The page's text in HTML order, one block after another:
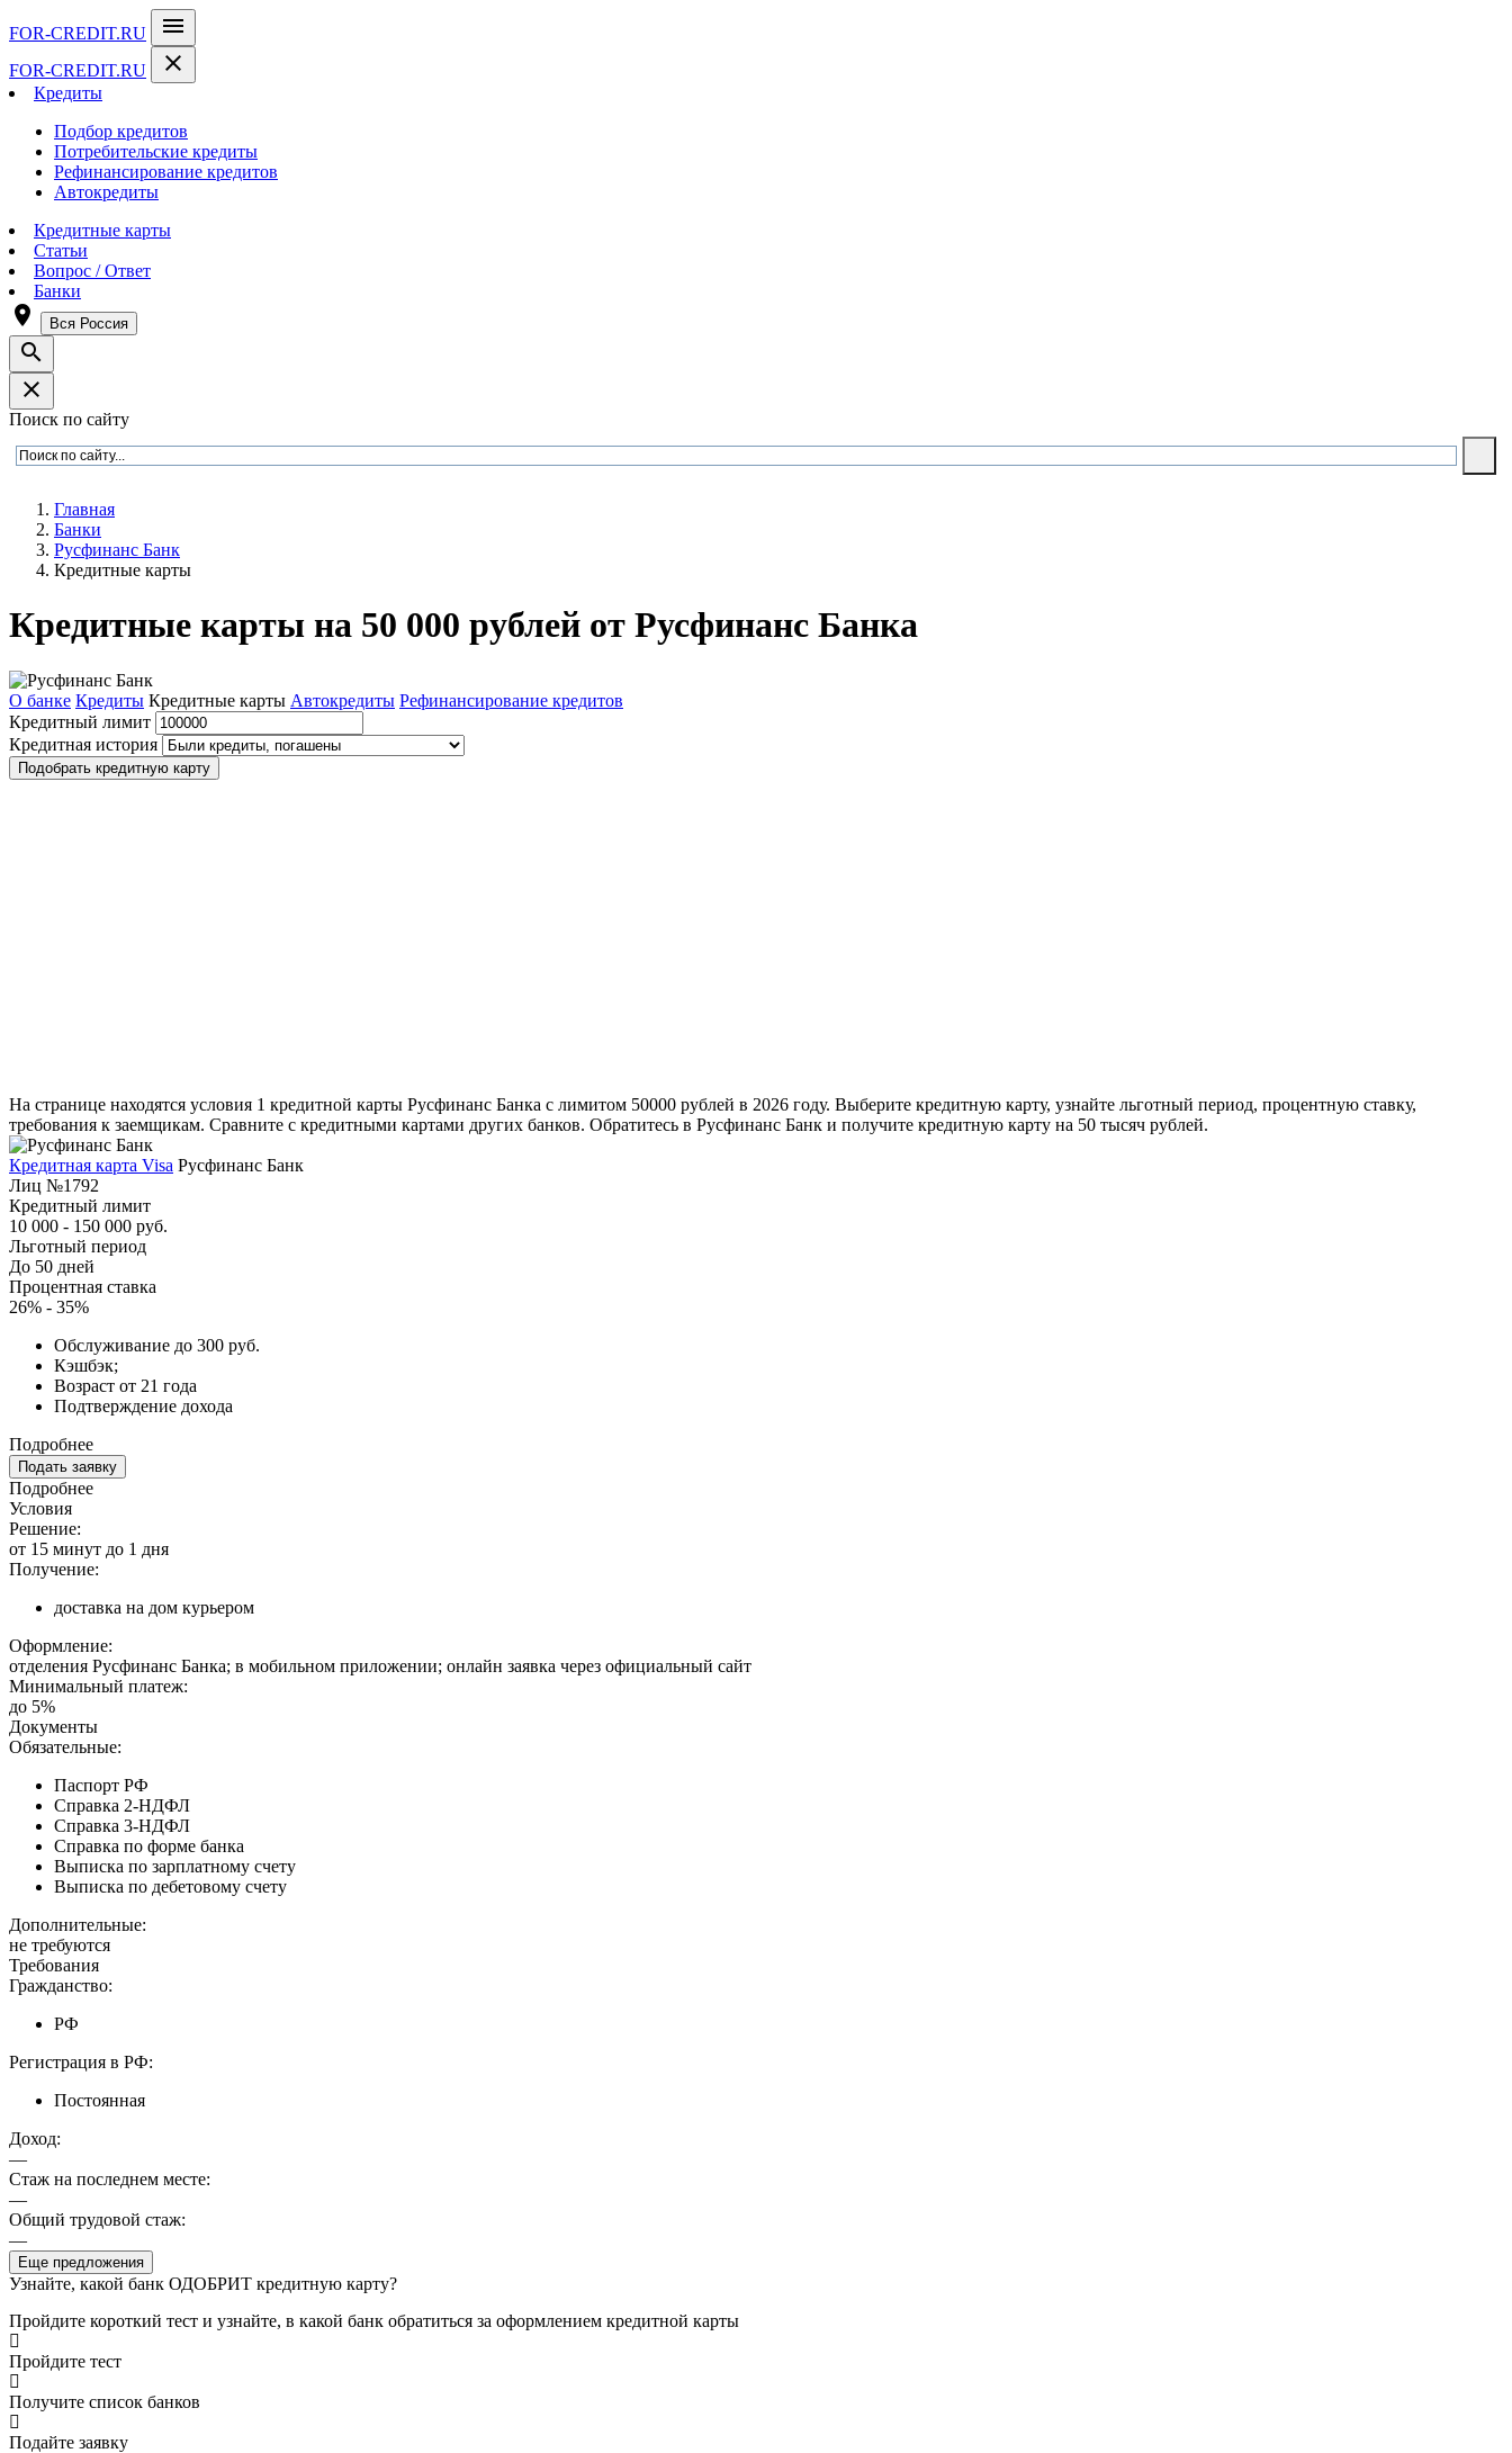
FOR-CREDIT.RU menu
FOR-CREDIT.RU close
Кредиты
Подбор кредитов
Потребительские кредиты
Рефинансирование кредитов
Автокредиты
Кредитные карты
Статьи
Вопрос / Ответ
Банки
room Вся Россия
search
close
Поиск по сайту
Главная
Банки
Русфинанс Банк
Кредитные карты
Кредитные карты на 50 000 рублей от Русфинанс Банка
О банке Кредиты Кредитные карты Автокредиты Рефинансирование кредитов
Кредитный лимит
Кредитная история
Подобрать кредитную карту
На странице находятся условия 1 кредитной карты Русфинанс Банка с лимитом 50000 рублей в 2026 году. Выберите кредитную карту, узнайте льготный период, процентную ставку,
требования к заемщикам. Сравните с кредитными картами других банков. Обратитесь в Русфинанс Банк и получите кредитную карту на 50 тысяч рублей.
Кредитная карта Visa Русфинанс Банк
Лиц №1792
Кредитный лимит
10 000 - 150 000 руб.
Льготный период
До 50 дней
Процентная ставка
26% - 35%
Обслуживание до 300 руб.
Кэшбэк;
Возраст от 21 года
Подтверждение дохода
Подробнее
Подать заявку
Подробнее
Условия
Решение:
от 15 минут до 1 дня
Получение:
доставка на дом курьером
Оформление:
отделения Русфинанс Банка; в мобильном приложении; онлайн заявка через официальный сайт
Минимальный платеж:
до 5%
Документы
Обязательные:
Паспорт РФ
Справка 2-НДФЛ
Справка 3-НДФЛ
Справка по форме банка
Выписка по зарплатному счету
Выписка по дебетовому счету
Дополнительные:
не требуются
Требования
Гражданство:
РФ
Регистрация в РФ:
Постоянная
Доход:
—
Стаж на последнем месте:
—
Общий трудовой стаж:
—
Еще предложения
Узнайте, какой банк ОДОБРИТ кредитную карту?
Пройдите короткий тест и узнайте, в какой банк обратиться за оформлением кредитной карты
Пройдите тест
Получите список банков
Подайте заявку